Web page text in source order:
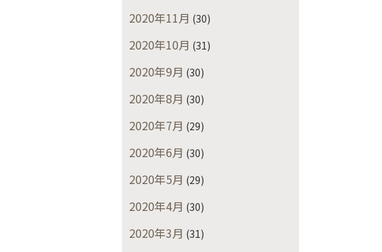
2020年11月 (30)
2020年10月 (31)
2020年9月 (30)
2020年8月 (30)
2020年7月 (29)
2020年6月 (30)
2020年5月 (29)
2020年4月 (30)
2020年3月 (31)